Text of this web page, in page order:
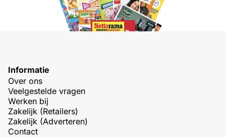
Informatie
Over ons
Veelgestelde vragen
Werken bij
Zakelijk (Retailers)
Zakelijk (Adverteren)
Contact